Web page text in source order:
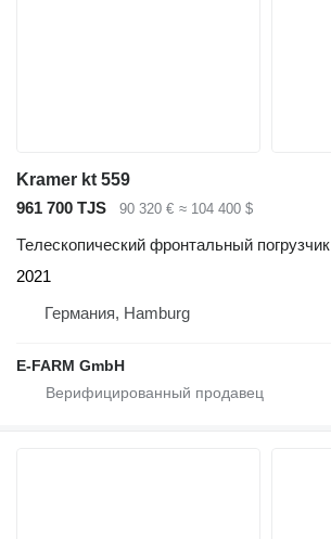
Kramer kt 559
961 700 TJS
90 320 € ≈ 104 400 $
Телескопический фронтальный погрузчик
2021
Германия, Hamburg
E-FARM GmbH